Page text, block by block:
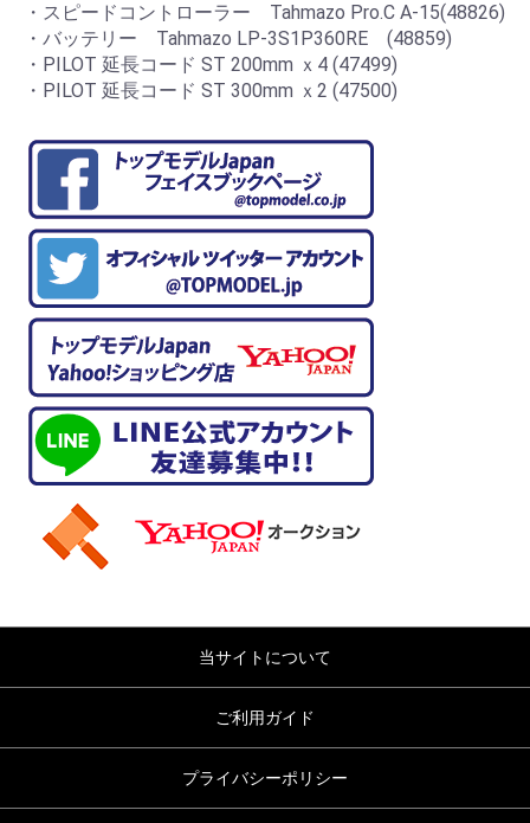
・スピードコントローラー Tahmazo Pro.C A-15(48826)
・バッテリー Tahmazo LP-3S1P360RE (48859)
・PILOT 延長コード ST 200mm ｘ4 (47499)
・PILOT 延長コード ST 300mm ｘ2 (47500)
当サイトについて
ご利用ガイド
プライバシーポリシー